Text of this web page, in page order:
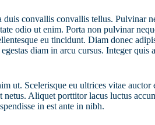
convallis convallis tellus. Pulvinar
odio ut enim. Porta non pulvinar
eu tincidunt. Diam donec
diam in arcu cursus. Integer
ut. Scelerisque eu ultrices vitae
Aliquet porttitor lacus luctus
in est ante in nibh.